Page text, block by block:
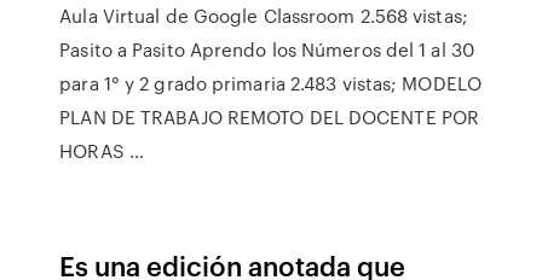
Aula Virtual de Google Classroom 2.568 vistas;
Pasito a Pasito Aprendo los Números del 1 al 30
para 1° y 2 grado primaria 2.483 vistas; MODELO
PLAN DE TRABAJO REMOTO DEL DOCENTE POR
HORAS …
Es una edición anotada que